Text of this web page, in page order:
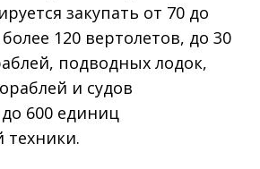
закупать от 70 до
120 вертолетов, до 30
подводных лодок,
и судов
600 единиц
техники.